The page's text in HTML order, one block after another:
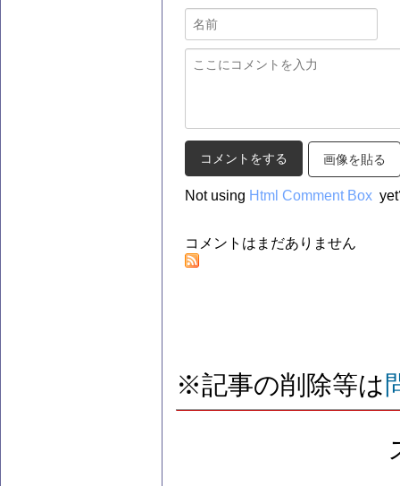
画像を貼る
Not using Html Comment Box
コメントはまだありません
※記事の削除等は